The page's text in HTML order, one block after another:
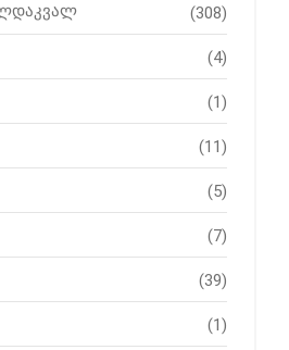
(308)
(4)
(1)
(11)
(5)
(7)
(39)
(1)